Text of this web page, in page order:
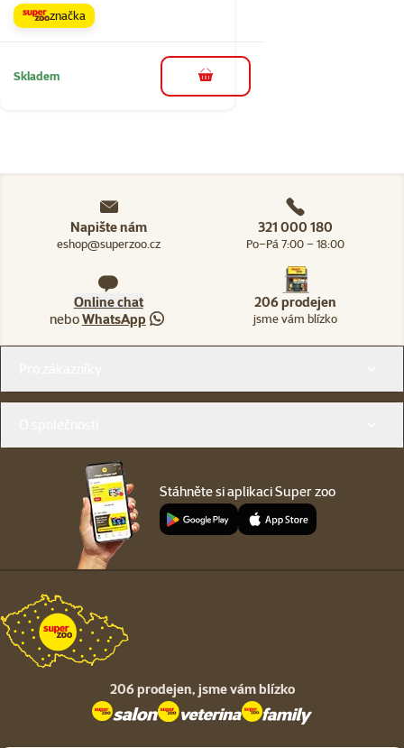
značka
Skladem do košíku
Napište nám
eshop@superzoo.cz
321 000 180
Po–Pá 7:00 – 18:00
Online chat
neboWhatsApp
206 prodejen
jsme vám blízko
Stáhněte si aplikaci Super zoo
206 prodejen, jsme vám blízko